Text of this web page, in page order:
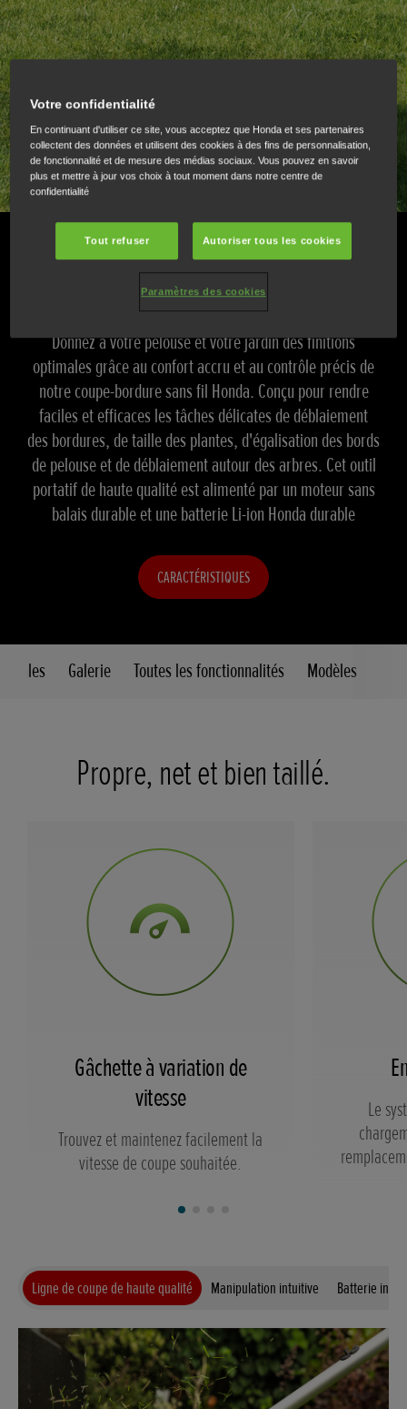
Perfectionnez votre jardin avec un
coupe-bordure sans fil Honda
Donnez à votre pelouse et votre jardin des finitions
optimales grâce au confort accru et au contrôle précis de
notre coupe-bordure sans fil Honda. Conçu pour rendre
faciles et efficaces les tâches délicates de déblaiement
des bordures, de taille des plantes, d'égalisation des bords
de pelouse et de déblaiement autour des arbres. Cet outil
portatif de haute qualité est alimenté par un moteur sans
balais durable et une batterie Li-ion Honda durable
CARACTÉRISTIQUES
Galerie Toutes les fonctionnalités Modèles
Propre, net et bien taillé.
Gâchette à variation de
vitesse
Trouvez et maintenez facilement la
vitesse de coupe souhaitée.
Le
Ligne de coupe de haute qualité Manipulation intuitive Batterie
Votre confidentialité
En continuant d'utiliser ce site, vous acceptez que Honda et ses partenaires
collectent des données et utilisent des cookies à des fins de personnalisation,
de fonctionnalité et de mesure des médias sociaux. Vous pouvez en savoir
plus et mettre à jour vos choix à tout moment dans notre centre de
confidentialité
Tout refuser Autoriser tous les cookies
Paramètres des cookies